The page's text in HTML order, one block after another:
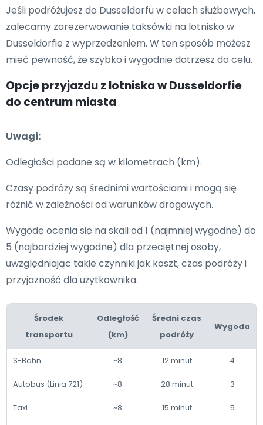
Jeśli podróżujesz do Dusseldorfu w celach służbowych,
zalecamy zarezerwowanie taksówki na lotnisko w
Dusseldorfie z wyprzedzeniem. W ten sposób możesz
mieć pewność, że szybko i wygodnie dotrzesz do celu.
Opcje przyjazdu z lotniska w Dusseldorfie
do centrum miasta
Uwagi:
Odległości podane są w kilometrach (km).
Czasy podróży są średnimi wartościami i mogą się
różnić w zależności od warunków drogowych.
Wygodę ocenia się na skali od 1 (najmniej wygodne) do
5 (najbardziej wygodne) dla przeciętnej osoby,
uwzględniając takie czynniki jak koszt, czas podróży i
przyjazność dla użytkownika.
Środek
transportu
Odległość
(km)
Średni czas
podróży
Wygoda
S-Bahn ~8 12 minut 4
Autobus (Linia 721) ~8 28 minut 3
Taxi ~8 15 minut 5